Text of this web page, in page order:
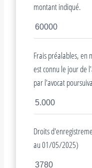
montant indiqué.
Frais préalables, en
est connu le jour de
par l'avocat
Droits
au 01/05/2025)